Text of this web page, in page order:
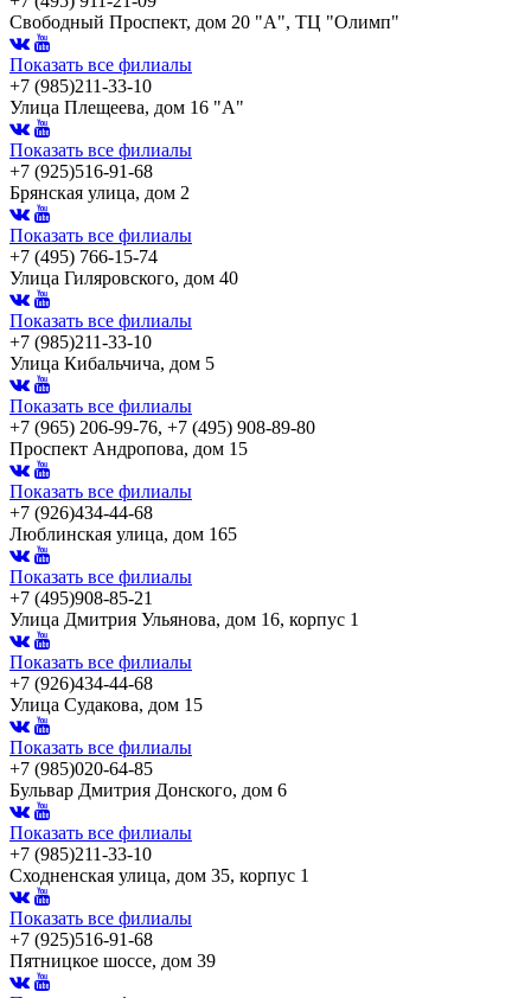
Свободный Проспект, дом 20 "А", ТЦ "Олимп"
Показать все филиалы
+7 (985)211-33-10
Улица Плещеева, дом 16 "А"
Показать все филиалы
+7 (925)516-91-68
Брянская улица, дом 2
Показать все филиалы
+7 (495) 766-15-74
Улица Гиляровского, дом 40
Показать все филиалы
+7 (985)211-33-10
Улица Кибальчича, дом 5
Показать все филиалы
+7 (965) 206-99-76, +7 (495) 908-89-80
Проспект Андропова, дом 15
Показать все филиалы
+7 (926)434-44-68
Люблинская улица, дом 165
Показать все филиалы
+7 (495)908-85-21
Улица Дмитрия Ульянова, дом 16, корпус 1
Показать все филиалы
+7 (926)434-44-68
Улица Судакова, дом 15
Показать все филиалы
+7 (985)020-64-85
Бульвар Дмитрия Донского, дом 6
Показать все филиалы
+7 (985)211-33-10
Сходненская улица, дом 35, корпус 1
Показать все филиалы
+7 (925)516-91-68
Пятницкое шоссе, дом 39